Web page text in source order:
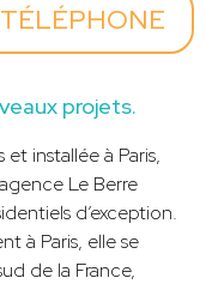
TÉLÉPHONE
projets.
installée à Paris,
Le Berre
d’exception.
à Paris, elle se
de la France,